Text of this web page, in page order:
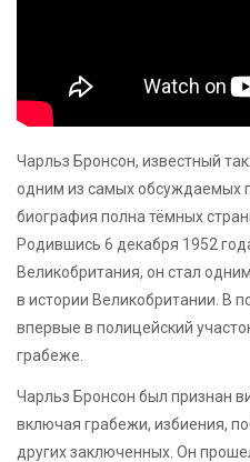
Чарльз Бронсон, известный
одним из самых обсуждаемых
биография полна тёмных
Родившись 6 декабря 1952
Великобритания, он стал
в истории Великобритании. В
впервые в полицейский
грабеже.
Чарльз Бронсон был признан
включая грабежи, избиения,
других заключенных. Он